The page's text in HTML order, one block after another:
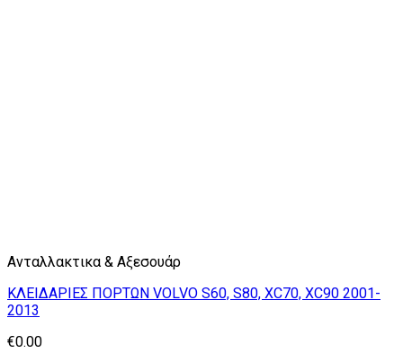
Ανταλλακτικα & Αξεσουάρ
ΚΛΕΙΔΑΡΙΕΣ ΠΟΡΤΩΝ VOLVO S60, S80, XC70, XC90 2001-
2013
€0.00